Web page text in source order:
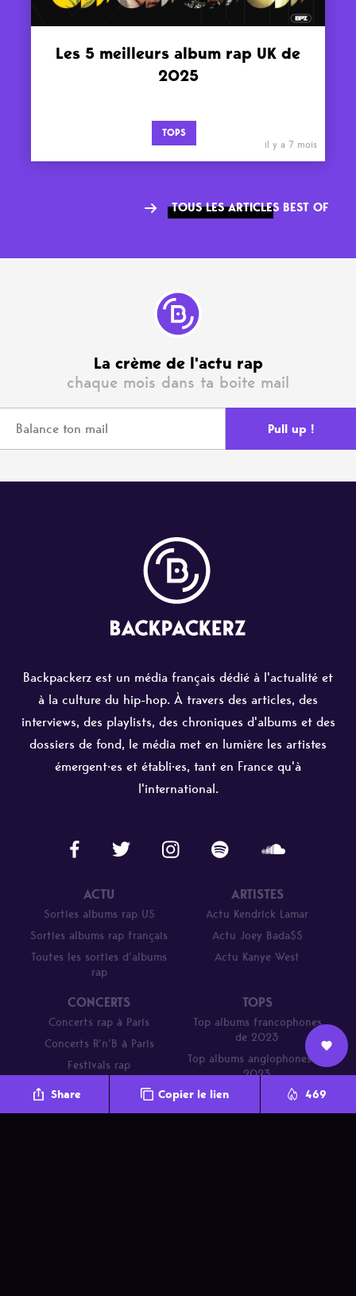
L’équipe
Nous
rejoindre
Newsletter
Share Copier le lien 469
Les 5 meilleurs album rap UK de
2025
TOPS
il y a 7 mois
TOUS LES ARTICLES BEST OF
La crème de l'actu rap
chaque mois dans ta boite mail
Backpackerz est un média français dédié à l'actualité et
à la culture du hip-hop. À travers des articles, des
interviews, des playlists, des chroniques d'albums et des
dossiers de fond, le média met en lumière les artistes
émergent·es et établi·es, tant en France qu'à
l'international.
ACTU
Sorties albums rap US
Sorties albums rap français
Toutes les sorties d’albums
rap
ARTISTES
Actu Kendrick Lamar
Actu Joey Bada$$
Actu Kanye West
CONCERTS
Concerts rap à Paris
Concerts R’n’B à Paris
Festivals rap
TOPS
Top albums francophones
de 2023
Top albums anglophones de
2023
Parcours de DJ Mehdi en 20
titres